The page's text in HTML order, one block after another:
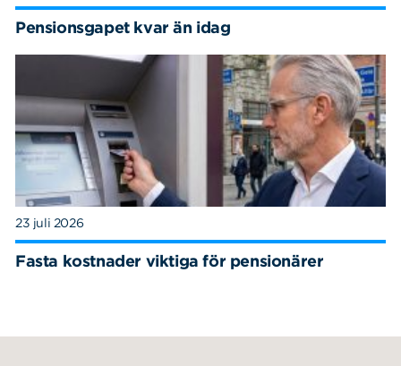
Pensionsgapet kvar än idag
23 juli 2026
Fasta kostnader viktiga för pensionärer